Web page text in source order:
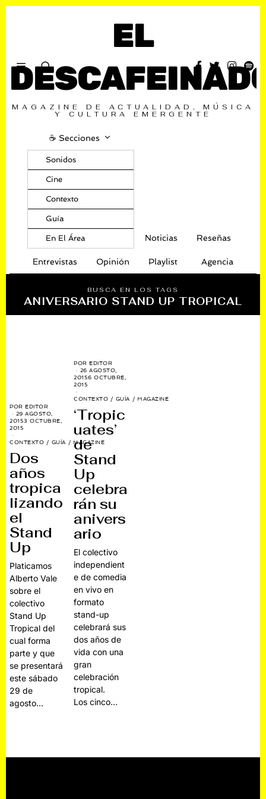
EL
MAGAZINE DE ACTUALIDAD, MÚSICA
Y CULTURA EMERGENTE
☕️ Secciones
Sonidos
Cine
Contexto
Guía
En El Área Noticias Reseñas
Entrevistas Opinión Playlist Agencia
BUSCA EN LOS TAGS
ANIVERSARIO STAND UP TROPICAL
POREDITOR
29 AGOSTO,
20153 OCTUBRE,
2015
CONTEXTO / GUÍA / MAGAZINE
Dos
años
tropica
lizando
el
Stand
Up
Platicamos
Alberto Vale
sobre el
colectivo
Stand Up
Tropical del
cual forma
parte y que
se presentará
este sábado
29 de
agosto…
POREDITOR
26 AGOSTO,
20156 OCTUBRE,
2015
CONTEXTO / GUÍA / MAGAZINE
‘Tropic
uates’
de
Stand
Up
celebra
rán su
anivers
ario
El colectivo
independient
e de comedia
en vivo en
formato
stand-up
celebrará sus
dos años de
vida con una
gran
celebración
tropical.
Los cinco…